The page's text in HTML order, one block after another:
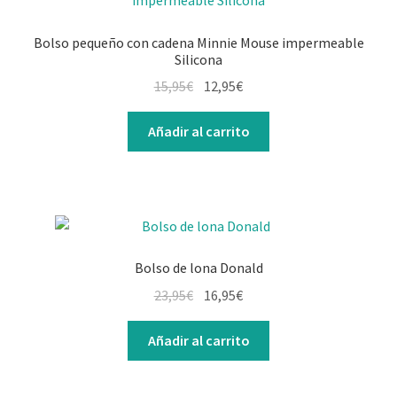
Bolso pequeño con cadena Minnie Mouse impermeable
Silicona
15,95€ El
precio
original
era:
12,95€El
precio
actual
es:
Añadir al carrito
Bolso de lona Donald
23,95€ El
precio
original
era:
16,95€El
precio
actual
es:
Añadir al carrito